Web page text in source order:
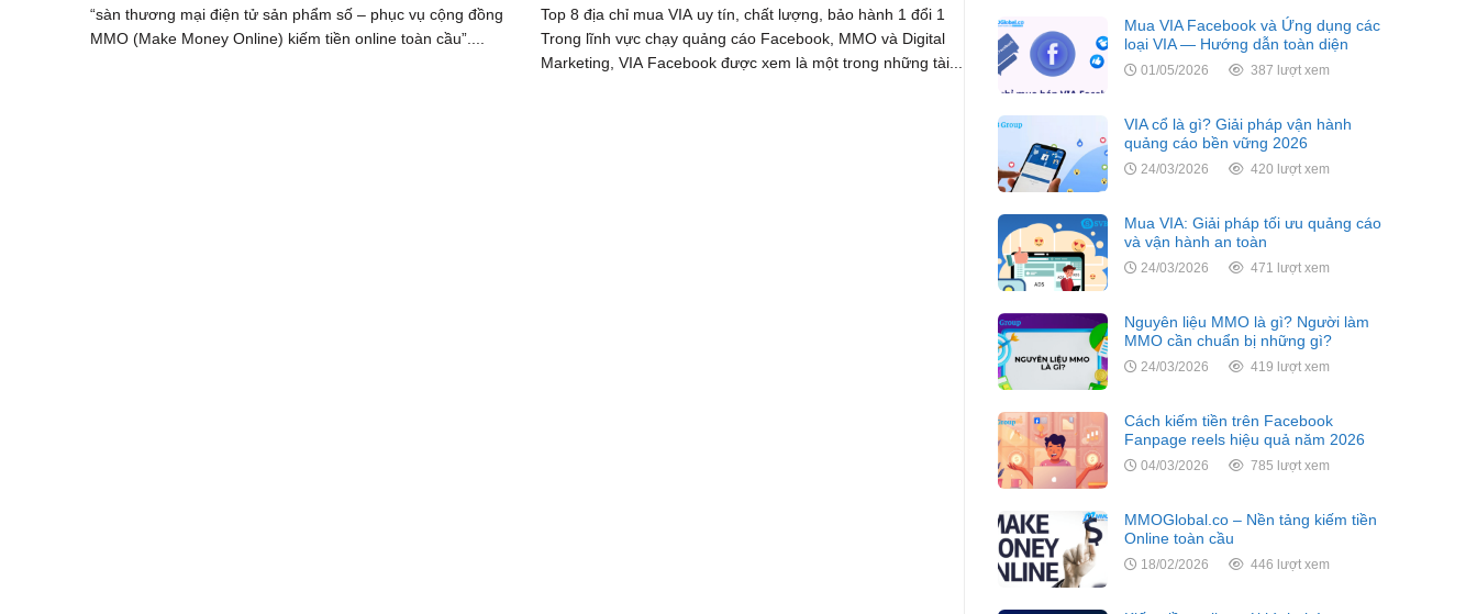
“sàn thương mại điện tử sản phẩm số – phục vụ cộng đồng
MMO (Make Money Online) kiếm tiền online toàn cầu”....
Top 8 địa chỉ mua VIA uy tín, chất lượng, bảo hành 1 đổi 1
Trong lĩnh vực chạy quảng cáo Facebook, MMO và Digital
Marketing, VIA Facebook được xem là một trong những tài...
Mua VIA Facebook và Ứng dụng các
loại VIA — Hướng dẫn toàn diện
01/05/2026 387 lượt xem
VIA cổ là gì? Giải pháp vận hành
quảng cáo bền vững 2026
24/03/2026 420 lượt xem
Mua VIA: Giải pháp tối ưu quảng cáo
và vận hành an toàn
24/03/2026 471 lượt xem
Nguyên liệu MMO là gì? Người làm
MMO cần chuẩn bị những gì?
24/03/2026 419 lượt xem
Cách kiếm tiền trên Facebook
Fanpage reels hiệu quả năm 2026
04/03/2026 785 lượt xem
MMOGlobal.co – Nền tảng kiếm tiền
Online toàn cầu
18/02/2026 446 lượt xem